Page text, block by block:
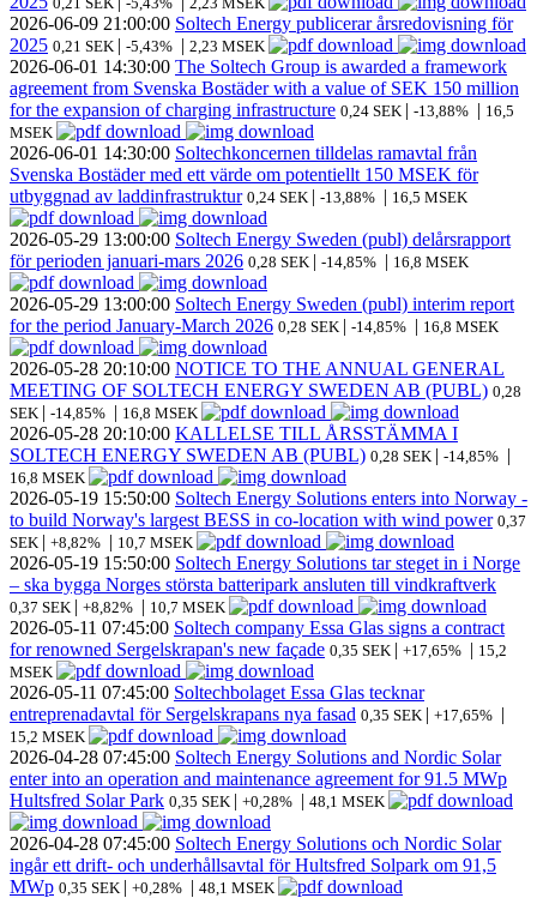
2026-06-09 21:00:00 Soltech Energy publicerar årsredovisning för
2025 0,21 SEK | -5,43% | 2,23 MSEK
2026-06-01 14:30:00 The Soltech Group is awarded a framework
agreement from Svenska Bostäder with a value of SEK 150 million
for the expansion of charging infrastructure 0,24 SEK | -13,88% | 16,5
MSEK
2026-06-01 14:30:00 Soltechkoncernen tilldelas ramavtal från
Svenska Bostäder med ett värde om potentiellt 150 MSEK för
utbyggnad av laddinfrastruktur 0,24 SEK | -13,88% | 16,5 MSEK
2026-05-29 13:00:00 Soltech Energy Sweden (publ) delårsrapport
för perioden januari-mars 2026 0,28 SEK | -14,85% | 16,8 MSEK
2026-05-29 13:00:00 Soltech Energy Sweden (publ) interim report
for the period January-March 2026 0,28 SEK | -14,85% | 16,8 MSEK
2026-05-28 20:10:00 NOTICE TO THE ANNUAL GENERAL
MEETING OF SOLTECH ENERGY SWEDEN AB (PUBL) 0,28
SEK | -14,85% | 16,8 MSEK
2026-05-28 20:10:00 KALLELSE TILL ÅRSSTÄMMA I
SOLTECH ENERGY SWEDEN AB (PUBL) 0,28 SEK | -14,85% |
16,8 MSEK
2026-05-19 15:50:00 Soltech Energy Solutions enters into Norway -
to build Norway's largest BESS in co-location with wind power 0,37
SEK | +8,82% | 10,7 MSEK
2026-05-19 15:50:00 Soltech Energy Solutions tar steget in i Norge
– ska bygga Norges största batteripark ansluten till vindkraftverk
0,37 SEK | +8,82% | 10,7 MSEK
2026-05-11 07:45:00 Soltech company Essa Glas signs a contract
for renowned Sergelskrapan's new façade 0,35 SEK | +17,65% | 15,2
MSEK
2026-05-11 07:45:00 Soltechbolaget Essa Glas tecknar
entreprenadavtal för Sergelskrapans nya fasad 0,35 SEK | +17,65% |
15,2 MSEK
2026-04-28 07:45:00 Soltech Energy Solutions and Nordic Solar
enter into an operation and maintenance agreement for 91.5 MWp
Hultsfred Solar Park 0,35 SEK | +0,28% | 48,1 MSEK
2026-04-28 07:45:00 Soltech Energy Solutions och Nordic Solar
ingår ett drift- och underhållsavtal för Hultsfred Solpark om 91,5
MWp 0,35 SEK | +0,28% | 48,1 MSEK